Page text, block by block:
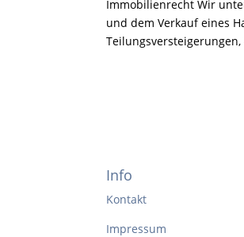
Immobilienrecht Wir
und dem Verkauf eines
Info
Kontakt
Impressum